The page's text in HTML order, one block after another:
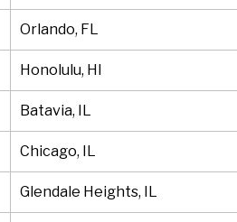
Orlando, FL
Honolulu, HI
Batavia, IL
Chicago, IL
Glendale Heights, IL